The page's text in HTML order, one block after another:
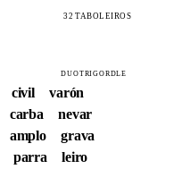
32 TABOLEIROS
DUOTRIGORDLE
civil
varón
carba
nevar
amplo
grava
parra
leiro